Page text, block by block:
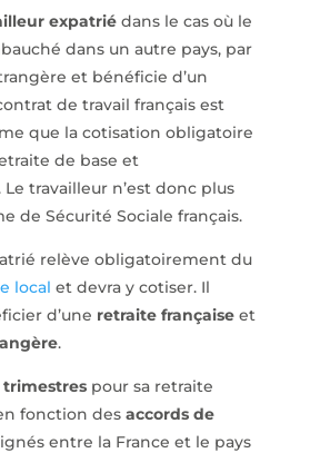
expatriédans le cas où le
dans un autre pays, par
et bénéficie d’un
de travail français est
que la cotisation obligatoire
de base et
travailleur n’est donc plus
de Sécurité Sociale français.
relève obligatoirement du
local et devra y cotiser. Il
d’une retraite françaiseet
.
pour sa retraite
fonction des accords de
entre la France et le pays